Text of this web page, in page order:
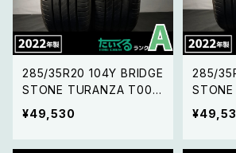
285/35R20 104Y BRIDGE
STONE TURANZA T005
ブリヂストン トランザ 【22年
製 MO-S承認マーク 】2本
¥49,530
285/
ブリヂス
ット ①